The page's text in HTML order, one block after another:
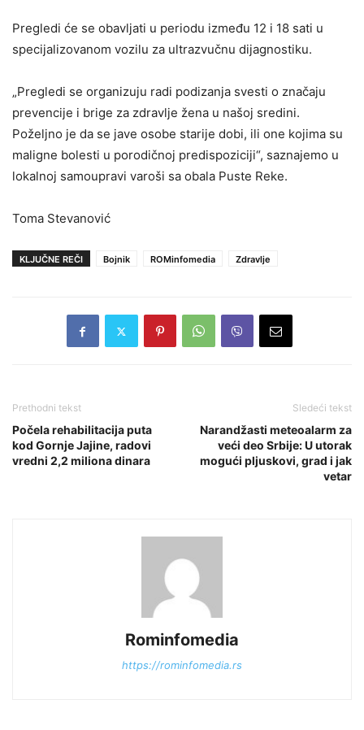
Pregledi će se obavljati u periodu između 12 i 18 sati u
specijalizovanom vozilu za ultrazvučnu dijagnostiku.
„Pregledi se organizuju radi podizanja svesti o značaju
prevencije i brige za zdravlje žena u našoj sredini.
Poželjno je da se jave osobe starije dobi, ili one kojima su
maligne bolesti u porodičnoj predispoziciji“, saznajemo u
lokalnoj samoupravi varoši sa obala Puste Reke.
Toma Stevanović
KLJUČNE REČI Bojnik ROMinfomedia Zdravlje
Prethodni tekst
Počela rehabilitacija puta
kod Gornje Jajine, radovi
vredni 2,2 miliona dinara
Sledeći tekst
Narandžasti meteoalarm za
veći deo Srbije: U utorak
mogući pljuskovi, grad i jak
vetar
Rominfomedia
https://rominfomedia.rs